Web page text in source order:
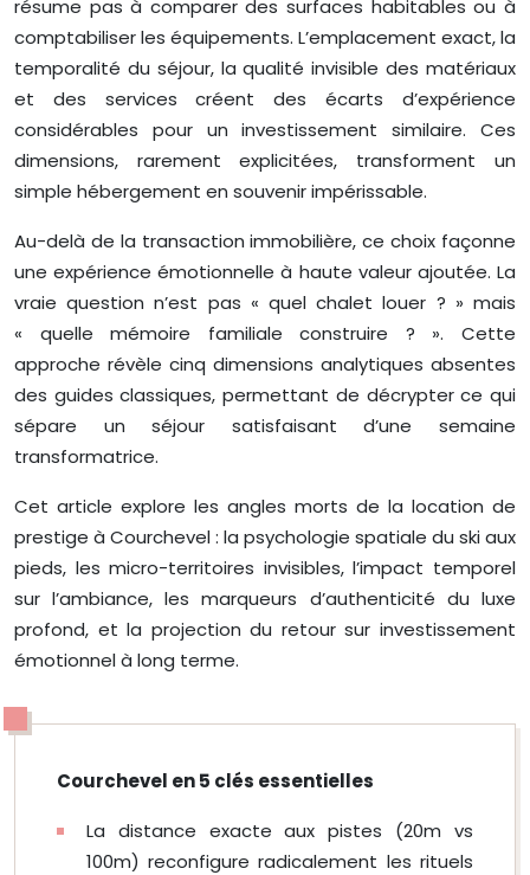
résume pas à comparer des surfaces habitables ou à
comptabiliser les équipements. L’emplacement exact, la
temporalité du séjour, la qualité invisible des matériaux
et des services créent des écarts d’expérience
considérables pour un investissement similaire. Ces
dimensions, rarement explicitées, transforment un
simple hébergement en souvenir impérissable.
Au-delà de la transaction immobilière, ce choix façonne
une expérience émotionnelle à haute valeur ajoutée. La
vraie question n’est pas « quel chalet louer ? » mais
« quelle mémoire familiale construire ? ». Cette
approche révèle cinq dimensions analytiques absentes
des guides classiques, permettant de décrypter ce qui
sépare un séjour satisfaisant d’une semaine
transformatrice.
Cet article explore les angles morts de la location de
prestige à Courchevel : la psychologie spatiale du ski aux
pieds, les micro-territoires invisibles, l’impact temporel
sur l’ambiance, les marqueurs d’authenticité du luxe
profond, et la projection du retour sur investissement
émotionnel à long terme.
Courchevel en 5 clés essentielles
La distance exacte aux pistes (20m vs
100m) reconfigure radicalement les rituels